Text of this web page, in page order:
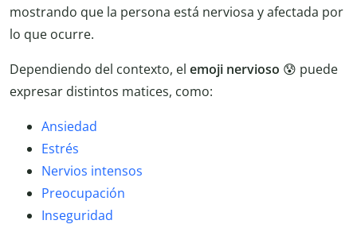
mostrando que la persona está nerviosa y afectada por
lo que ocurre.
Dependiendo del contexto, el emoji nervioso 😰 puede
expresar distintos matices, como:
Ansiedad
Estrés
Nervios intensos
Preocupación
Inseguridad